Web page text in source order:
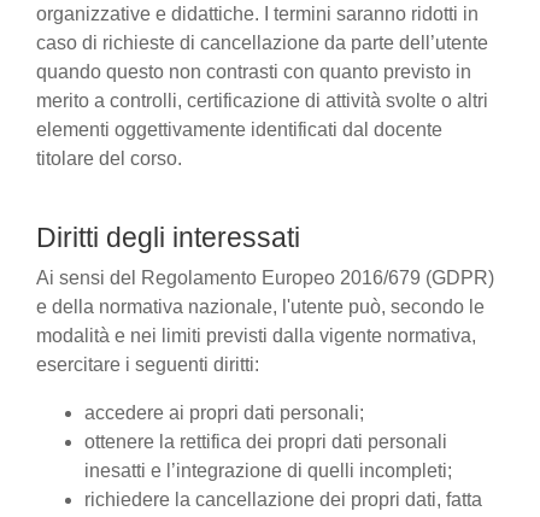
organizzative e didattiche. I termini saranno ridotti in
caso di richieste di cancellazione da parte dell’utente
quando questo non contrasti con quanto previsto in
merito a controlli, certificazione di attività svolte o altri
elementi oggettivamente identificati dal docente
titolare del corso.
Diritti degli interessati
Ai sensi del Regolamento Europeo 2016/679 (GDPR)
e della normativa nazionale, l'utente può, secondo le
modalità e nei limiti previsti dalla vigente normativa,
esercitare i seguenti diritti:
accedere ai propri dati personali;
ottenere la rettifica dei propri dati personali
inesatti e l’integrazione di quelli incompleti;
richiedere la cancellazione dei propri dati, fatta